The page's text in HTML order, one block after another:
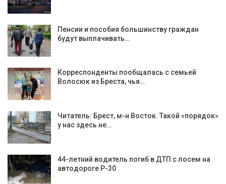
Пенсии и пособия большинству граждан
будут выплачивать…
Корреспонденты пообщалась с семьей
Волосюк из Бреста, чья…
Читатель: Брест, м-н Восток. Такой «порядок»
у нас здесь не…
44-летний водитель погиб в ДТП с лосем на
автодороге Р-30